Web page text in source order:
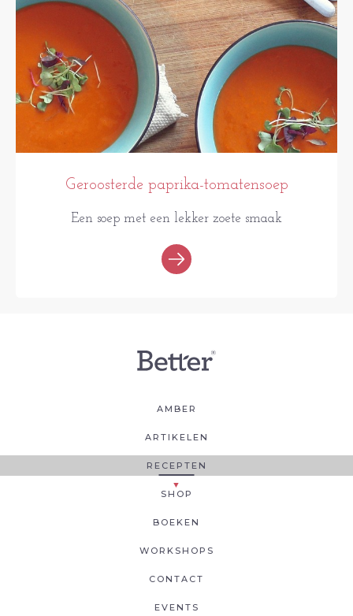
Geroosterde paprika-tomatensoep
Een soep met een lekker zoete smaak
AMBER
ARTIKELEN
RECEPTEN
SHOP
BOEKEN
WORKSHOPS
CONTACT
EVENTS